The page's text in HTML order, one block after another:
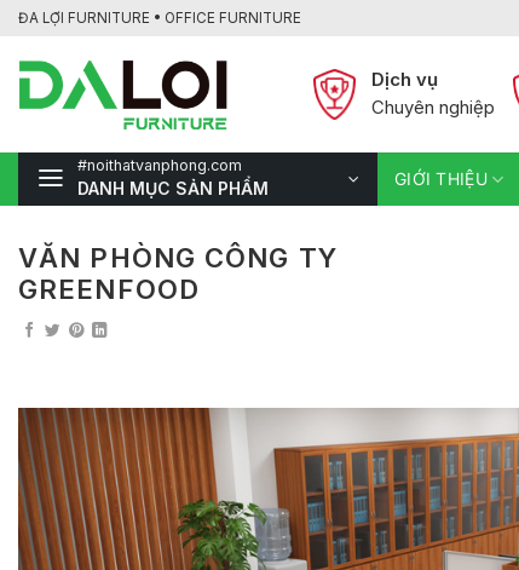
Bỏ
nội
dung
ĐA LỢI FURNITURE • OFFICE FURNITURE
Dịch vụ
Chuyên nghiệp
#noithatvanphong.com
DANH MỤC SẢN PHẨM GIỚI THIỆU
VĂN PHÒNG CÔNG TY
GREENFOOD